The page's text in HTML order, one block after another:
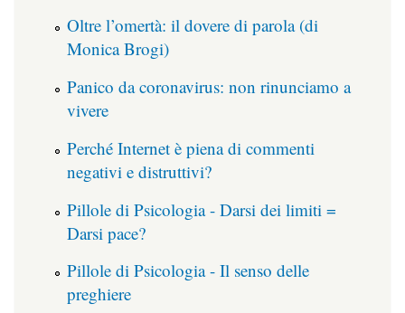
Oltre l’omertà: il dovere di parola (di
Monica Brogi)
Panico da coronavirus: non rinunciamo a
vivere
Perché Internet è piena di commenti
negativi e distruttivi?
Pillole di Psicologia - Darsi dei limiti =
Darsi pace?
Pillole di Psicologia - Il senso delle
preghiere